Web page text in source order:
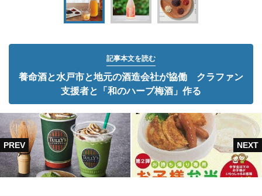
記事本文を読む
養命酒と水戸市と地元の酒造会社が協働 クラファン
支援者と「和のハーブ梅酒」作る